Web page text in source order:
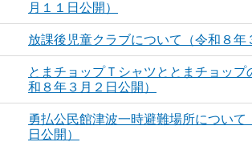
月１１日公開）
放課後児童クラブについて（令和８年
とまチョップＴシャツととまチョップ
和８年３月２日公開）
勇払公民館津波一時避難場所について
日公開）